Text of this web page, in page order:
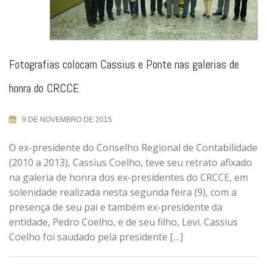
Fotografias colocam Cassius e Ponte nas galerias de
honra do CRCCE
9 DE NOVEMBRO DE 2015
O ex-presidente do Conselho Regional de Contabilidade
(2010 a 2013), Cassius Coelho, teve seu retrato afixado
na galeria de honra dos ex-presidentes do CRCCE, em
solenidade realizada nesta segunda feira (9), com a
presença de seu pai e também ex-presidente da
entidade, Pedro Coelho, e de seu filho, Levi. Cassius
Coelho foi saudado pela presidente […]